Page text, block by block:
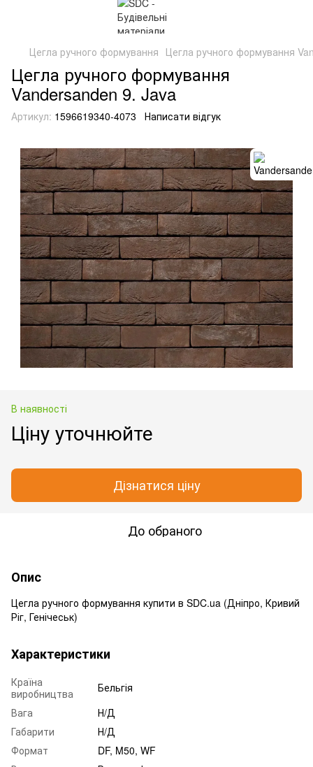
Цегла ручного формування Цегла ручного формування
Цегла ручного формування
Vandersanden 9. Java
Артикул: 1596619340-4073 Написати відгук
В наявності
Ціну уточнюйте
Дізнатися ціну
До обраного
Опис
Цегла ручного формування купити в SDC.ua (Дніпро, Кривий
Ріг, Генічеськ)
Характеристики
Країна
виробництва
Бельгія
Вага
Н/Д
Габарити
Н/Д
Формат
DF, M50, WF